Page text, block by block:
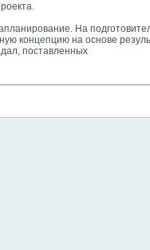
На
концепцию на основе
поставленных